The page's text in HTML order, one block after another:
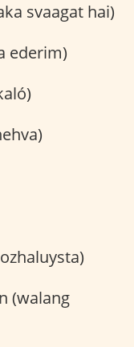
svaagat hai)
ederim)
(walang